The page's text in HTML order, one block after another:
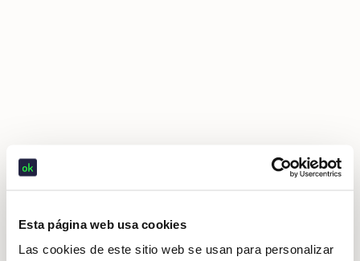
Esta página web usa cookies
Las cookies de este sitio web se usan para personalizar